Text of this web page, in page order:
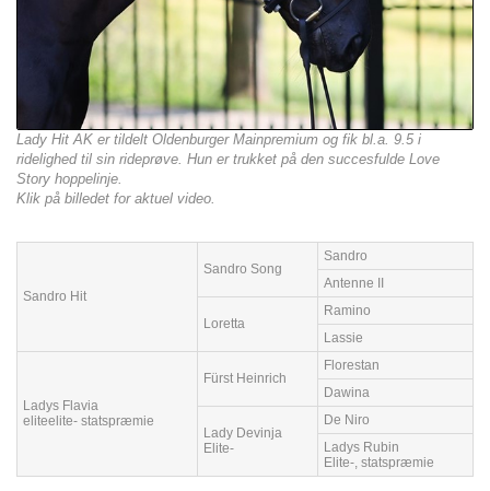
Lady Hit AK er tildelt Oldenburger Mainpremium og fik bl.a. 9.5 i
ridelighed til sin rideprøve. Hun er trukket på den succesfulde Love
Story hoppelinje.
Klik på billedet for aktuel video.
Sandro Hit
Sandro Song
Sandro
Antenne II
Loretta
Ramino
Lassie
Ladys Flavia
eliteelite- statspræmie
Fürst Heinrich
Florestan
Dawina
Lady Devinja
Elite-
De Niro
Ladys Rubin
Elite-, statspræmie